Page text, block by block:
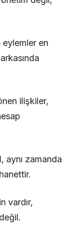
en
ilişkiler,
aynı zamanda
vardır,